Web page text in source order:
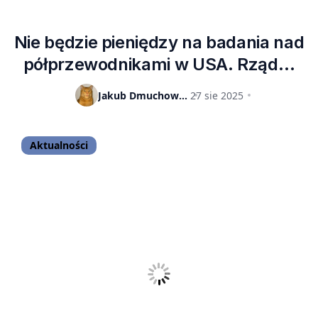
Nie będzie pieniędzy na badania nad
półprzewodnikami w USA. Rząd…
uznał fundusz za nielegalny
Jakub Dmuchowski 27 sie 2025
Aktualności